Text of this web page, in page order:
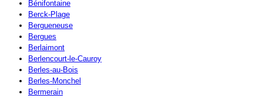
Bénifontaine
Berck-Plage
Bergueneuse
Bergues
Berlaimont
Berlencourt-le-Cauroy
Berles-au-Bois
Berles-Monchel
Bermerain